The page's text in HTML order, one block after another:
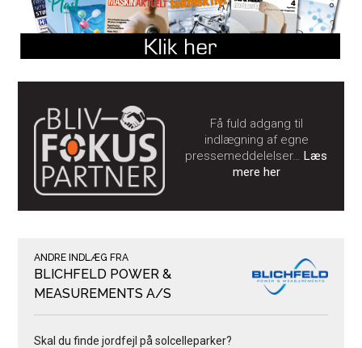
Få fuld adgang til
indlægning af egne
pressemeddelelser…Læs
mere her
ANDRE INDLÆG FRA
BLICHFELD POWER &
MEASUREMENTS A/S
Skal du finde jordfejl på solcelleparker?